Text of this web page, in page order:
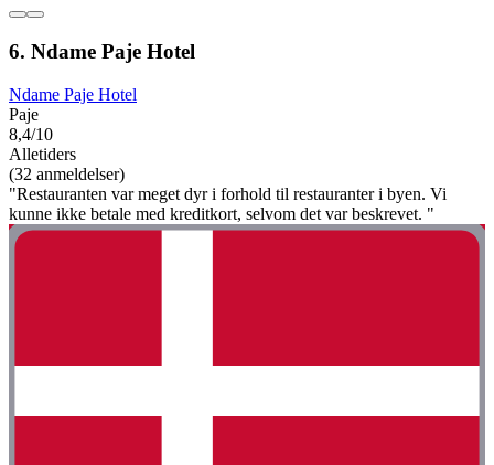
6. Ndame Paje Hotel
Ndame Paje Hotel
Paje
8,4/10
Alletiders
(32 anmeldelser)
"Restauranten var meget dyr i forhold til restauranter i byen. Vi
kunne ikke betale med kreditkort, selvom det var beskrevet. "